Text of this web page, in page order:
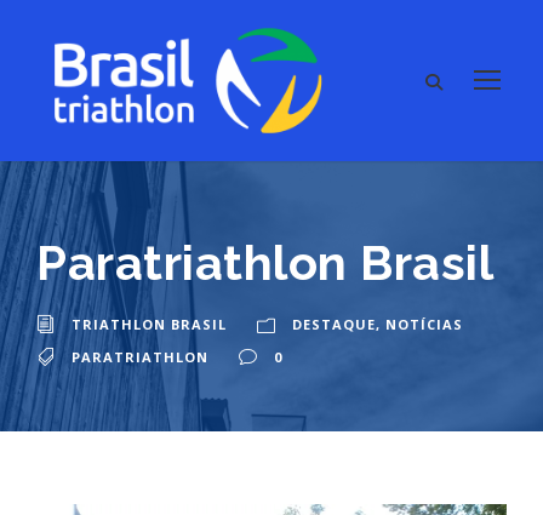
Paratriathlon Brasil
TRIATHLON BRASIL DESTAQUE, NOTÍCIAS
PARATRIATHLON
0